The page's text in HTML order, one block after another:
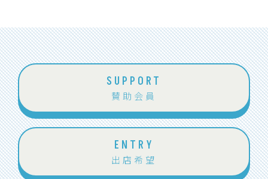
SUPPORT
賛助会員
ENTRY
出店希望